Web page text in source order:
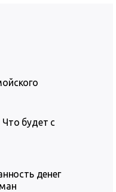
будет с
денег